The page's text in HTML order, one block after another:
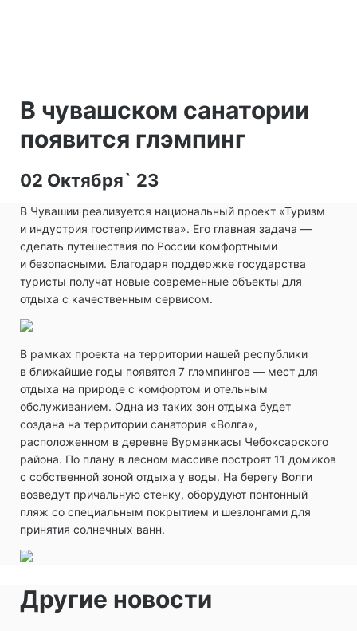
В чувашском санатории
появится глэмпинг
02 Октября` 23
В Чувашии реализуется национальный проект «Туризм
и индустрия гостеприимства». Его главная задача —
сделать путешествия по России комфортными
и безопасными. Благодаря поддержке государства
туристы получат новые современные объекты для
отдыха с качественным сервисом.
В рамках проекта на территории нашей республики
в ближайшие годы появятся 7 глэмпингов — мест для
отдыха на природе с комфортом и отельным
обслуживанием. Одна из таких зон отдыха будет
создана на территории санатория «Волга»,
расположенном в деревне Вурманкасы Чебоксарского
района. По плану в лесном массиве построят 11 домиков
с собственной зоной отдыха у воды. На берегу Волги
возведут причальную стенку, оборудуют понтонный
пляж со специальным покрытием и шезлонгами для
принятия солнечных ванн.
Другие новости